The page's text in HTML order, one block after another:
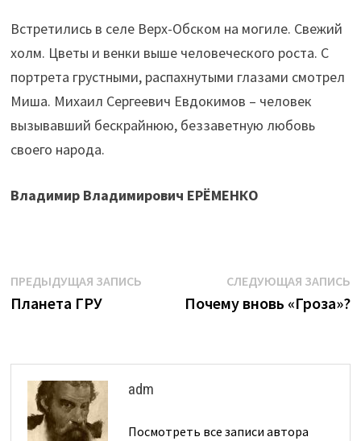
Встретились в селе Верх-Обском на могиле. Свежий
холм. Цветы и венки выше человеческого роста. С
портрета грустными, распахнутыми глазами смотрел
Миша. Михаил Сергеевич Евдокимов – человек
вызывавший бескрайнюю, беззаветную любовь
своего народа.
Владимир Владимирович ЕРЁМЕНКО
Навигация
по
ПРЕДЫДУЩАЯ ЗАПИСЬПредыдущая
запись:
Планета ГРУ
СЛЕДУЮЩАЯ ЗАПИСЬ
Почему вновь «Гроза»?
adm
Посмотреть все записи автора